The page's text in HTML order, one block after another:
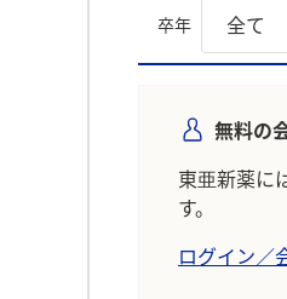
卒年
無料の
東亜新薬に
す。
ログイン／